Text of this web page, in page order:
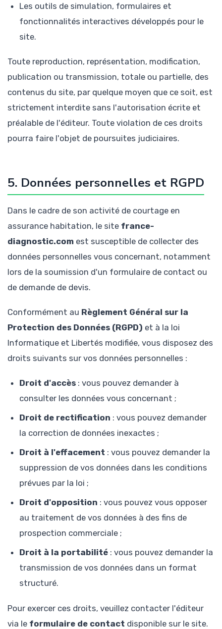
Les outils de simulation, formulaires et
fonctionnalités interactives développés pour le
site.
Toute reproduction, représentation, modification,
publication ou transmission, totale ou partielle, des
contenus du site, par quelque moyen que ce soit, est
strictement interdite sans l'autorisation écrite et
préalable de l'éditeur. Toute violation de ces droits
pourra faire l'objet de poursuites judiciaires.
5. Données personnelles et RGPD
Dans le cadre de son activité de courtage en
assurance habitation, le site france-
diagnostic.com est susceptible de collecter des
données personnelles vous concernant, notamment
lors de la soumission d'un formulaire de contact ou
de demande de devis.
Conformément au Règlement Général sur la
Protection des Données (RGPD) et à la loi
Informatique et Libertés modifiée, vous disposez des
droits suivants sur vos données personnelles :
Droit d'accès : vous pouvez demander à
consulter les données vous concernant ;
Droit de rectification : vous pouvez demander
la correction de données inexactes ;
Droit à l'effacement : vous pouvez demander la
suppression de vos données dans les conditions
prévues par la loi ;
Droit d'opposition : vous pouvez vous opposer
au traitement de vos données à des fins de
prospection commerciale ;
Droit à la portabilité : vous pouvez demander la
transmission de vos données dans un format
structuré.
Pour exercer ces droits, veuillez contacter l'éditeur
via le formulaire de contact disponible sur le site.